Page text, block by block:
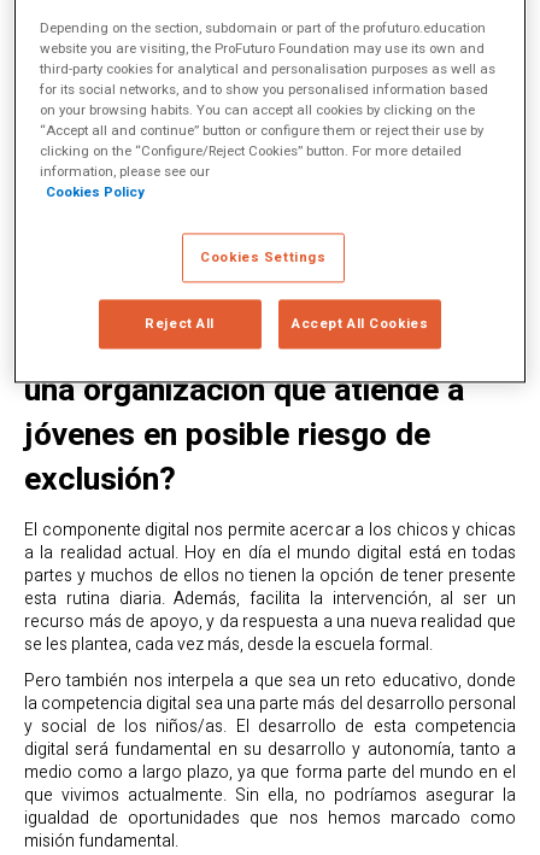
incorporación de las nuevas tecnologías…
Nos enfrentamos, por tanto, a un reto centrado en romper las
desigualdades de todos los menores, a través de una
intervención pedagógica y socioeducativa que ofrezca un
camino de desarrollo educativo integral.
Todo esto se concreta en dotar a los chicos y chicas de las
habilidades y recursos necesarios para que puedan desarrollar
¿Qué sentido puede tener el
componente digital en la labor de
una organización que atiende a
jóvenes en posible riesgo de
exclusión?
El componente digital nos permite acercar a los chicos y chicas
a la realidad actual. Hoy en día el mundo digital está en todas
partes y muchos de ellos no tienen la opción de tener presente
esta rutina diaria. Además, facilita la intervención, al ser un
recurso más de apoyo, y da respuesta a una nueva realidad que
se les plantea, cada vez más, desde la escuela formal.
Pero también nos interpela a que sea un reto educativo, donde
la competencia digital sea una parte más del desarrollo personal
y social de los niños/as. El desarrollo de esta competencia
digital será fundamental en su desarrollo y autonomía, tanto a
medio como a largo plazo, ya que forma parte del mundo en el
que vivimos actualmente. Sin ella, no podríamos asegurar la
igualdad de oportunidades que nos hemos marcado como
misión fundamental.
Depending on the section, subdomain or part of the profuturo.education
website you are visiting, the ProFuturo Foundation may use its own and
third-party cookies for analytical and personalisation purposes as well as
for its social networks, and to show you personalised information based
on your browsing habits. You can accept all cookies by clicking on the
“Accept all and continue” button or configure them or reject their use by
clicking on the “Configure/Reject Cookies” button. For more detailed
information, please see our
Cookies Policy
Cookies Settings
Reject All Accept All Cookies